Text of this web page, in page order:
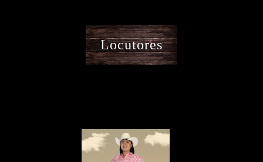
Locutores